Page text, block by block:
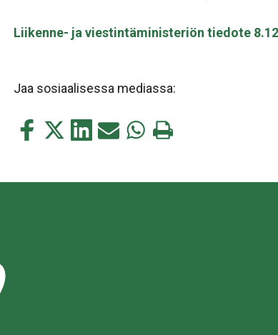
Liikenne- ja viestintäministeriön tiedote
Jaa sosiaalisessa mediassa:
Jaa
Jaa
Jaa Jaa Jaa Tulosta